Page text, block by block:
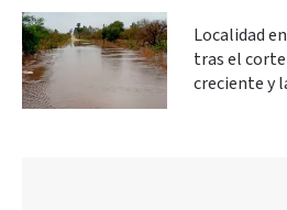
Localidad
tras el corte
creciente y